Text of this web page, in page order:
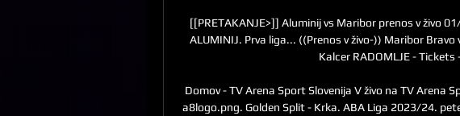
[[PRETAKANJE>]] Aluminij vs Maribor prenos v živo
ALUMINIJ. Prva liga... ((Prenos v živo-)) Maribor Bravo
Kalcer RADOMLJE - Tickets
Domov - TV Arena Sport Slovenija V živo na TV Arena
a8logo.png. Golden Split - Krka. ABA Liga 2023/24.